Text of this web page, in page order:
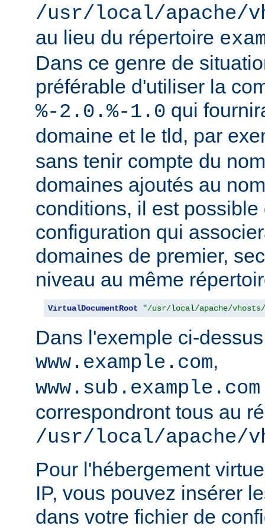
/usr/local/apache/
au lieu du répertoire
Dans ce genre de
préférable d'utiliser la
%-2.0.%-1.0 qui
domaine et le tld, par
sans tenir compte du
domaines ajoutés au
conditions, il est
configuration qui
domaines de premier,
niveau au même
VirtualDocumentRoot "/usr/local/apache/vhosts/
Dans l'exemple ci-
www.example.com,
www.sub.example.com
correspondront tous au
/usr/local/apache/
Pour l'hébergement
IP, vous pouvez insérer
dans votre fichier de